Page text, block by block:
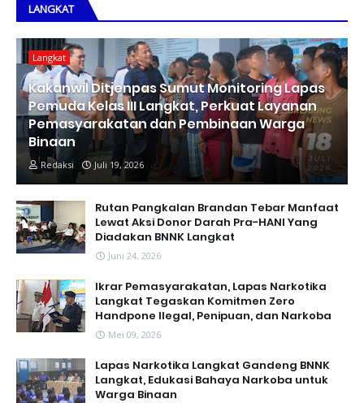
LANGKAT
Langkat
Kakanwil Ditjenpas Sumut Monitoring Lapas
Pemuda Kelas III Langkat, Perkuat Layanan
Pemasyarakatan dan Pembinaan Warga
Binaan
Redaksi Juli 19, 2026
Rutan Pangkalan Brandan Tebar Manfaat
Lewat Aksi Donor Darah Pra-HANI Yang
Diadakan BNNK Langkat
Juni 24, 2026
Ikrar Pemasyarakatan, Lapas Narkotika
Langkat Tegaskan Komitmen Zero
Handpone llegal, Penipuan, dan Narkoba
Mei 09, 2026
Lapas Narkotika Langkat Gandeng BNNK
Langkat, Edukasi Bahaya Narkoba untuk
Warga Binaan